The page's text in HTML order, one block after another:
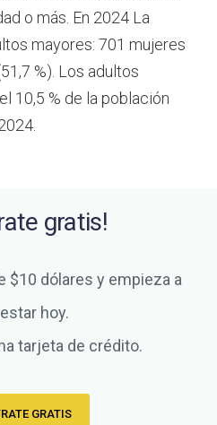
o más. En 2024 La
mayores: 701 mujeres
%). Los adultos
10,5 % de la población
gratis!
$10 dólares y empieza a
hoy.
tarjeta de crédito.
GRATIS